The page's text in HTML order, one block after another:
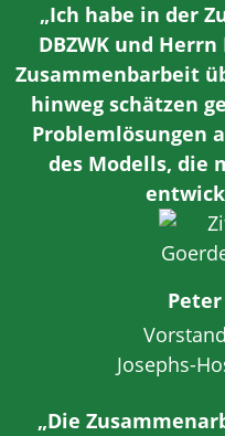
„Ich habe in der
DBZWK und
Zusammenbarbeit
hinweg schätzen
Problemlösungen
des Modells, die
Josephs-
„Die